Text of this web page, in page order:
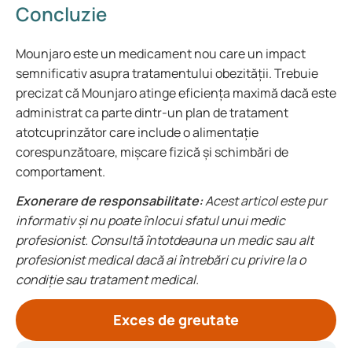
Concluzie
Mounjaro este un medicament nou care un impact
semnificativ asupra tratamentului obezității. Trebuie
precizat că Mounjaro atinge eficiența maximă dacă este
administrat ca parte dintr-un plan de tratament
atotcuprinzător care include o alimentație
corespunzătoare, mișcare fizică și schimbări de
comportament.
Exonerare de responsabilitate:Acest articol este pur
informativ și nu poate înlocui sfatul unui medic
profesionist. Consultă întotdeauna un medic sau alt
profesionist medical dacă ai întrebări cu privire la o
condiție sau tratament medical.
Exces de greutate